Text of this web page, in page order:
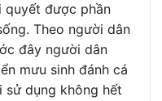
quyết được phần
Theo người dân
đây người dân
mưu sinh đánh cá
sử dụng không hết